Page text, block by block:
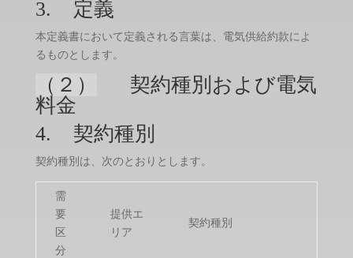
3. 定義
本定義書において定義される言葉は、電気供給約款によ
るものとします。
（２）
契約種別および電気
料金
4. 契約種別
契約種別は、次のとおりとします。
需
要
区
分
提供エ
リア
契約種別